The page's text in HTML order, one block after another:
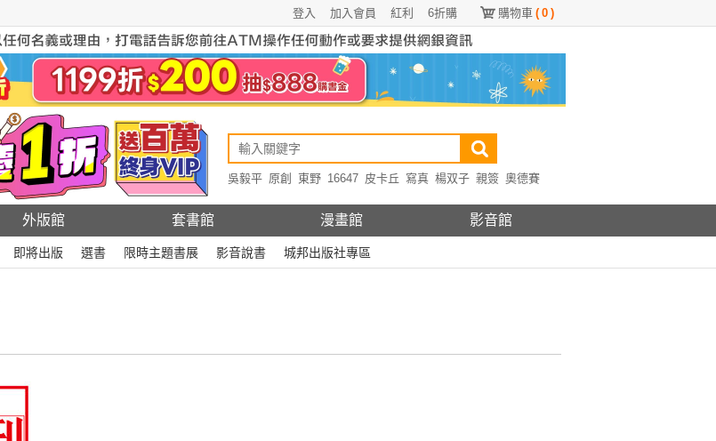
購物車 ( 0 )
6折購
紅利
加入會員
登入
吳毅平 原創 東野 16647 皮卡丘 寫真 楊双子 親簽 奧德賽
外版館 套書館 漫畫館 影音館
即將出版 選書 限時主題書展 影音說書 城邦出版社專區